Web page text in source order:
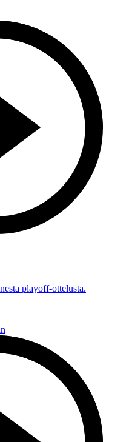
playoff-ottelusta.